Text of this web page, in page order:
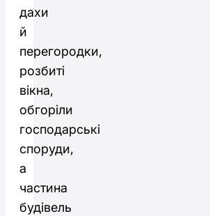
дахи
й
перегородки,
розбиті
вікна,
обгоріли
господарські
споруди,
а
частина
будівель